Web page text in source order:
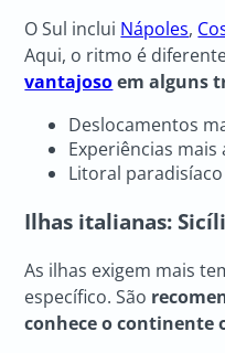
O Sul inclui Nápoles,
Aqui, o ritmo é
vantajosoem alguns
Deslocamentos
Experiências mais
Litoral
Ilhas italianas:
As ilhas exigem mais
específico. São
conhece o continente